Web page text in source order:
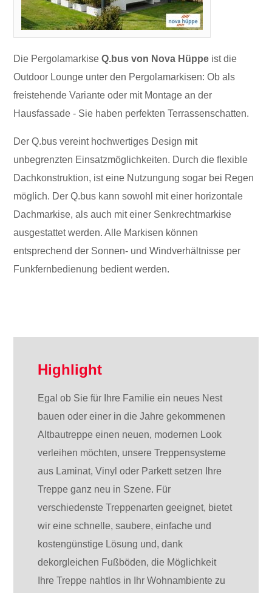
Die PergolamarkiseQ.bus von Nova Hüppe ist die
Outdoor Lounge unter den Pergolamarkisen: Ob als
freistehende Variante oder mit Montage an der
Hausfassade - Sie haben perfekten Terrassenschatten.
Der Q.bus vereint hochwertiges Design mit
unbegrenzten Einsatzmöglichkeiten. Durch die ﬂexible
Dachkonstruktion, ist eine Nutzungung sogar bei Regen
möglich. Der Q.bus kann sowohl mit einer horizontale
Dachmarkise, als auch mit einer Senkrechtmarkise
ausgestattet werden. Alle Markisen können
entsprechend der Sonnen- und Windverhältnisse per
Funkfernbedienung bedient werden.
Highlight
Egal ob Sie für Ihre Familie ein neues Nest
bauen oder einer in die Jahre gekommenen
Altbautreppe einen neuen, modernen Look
verleihen möchten, unsere Treppensysteme
aus Laminat, Vinyl oder Parkett setzen Ihre
Treppe ganz neu in Szene. Für
verschiedenste Treppenarten geeignet, bietet
wir eine schnelle, saubere, einfache und
kostengünstige Lösung und, dank
dekorgleichen Fußböden, die Möglichkeit
Ihre Treppe nahtlos in Ihr Wohnambiente zu